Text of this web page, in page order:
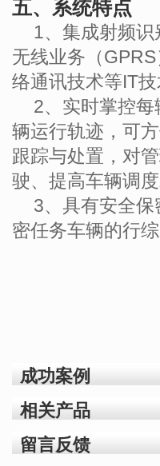
五、系统特点
1、集成射频识
无线业务（GPRS
络通讯技术等IT
2、实时掌控
辆运行轨迹，可
跟踪与处置，对
驶、提高车辆调
3、具有安全
密任务车辆的行
成功案例
相关产品
留言反馈